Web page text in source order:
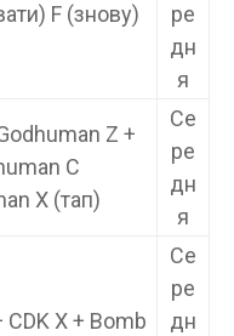
F (знову)
ре
дн
я
Z +
C
X (тап)
Се
ре
дн
я
X + Bomb
Се
ре
дн